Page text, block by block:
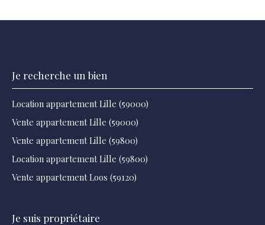
Je recherche un bien
Location appartement Lille (59000)
Vente appartement Lille (59000)
Vente appartement Lille (59800)
Location appartement Lille (59800)
Vente appartement Loos (59120)
Je suis propriétaire